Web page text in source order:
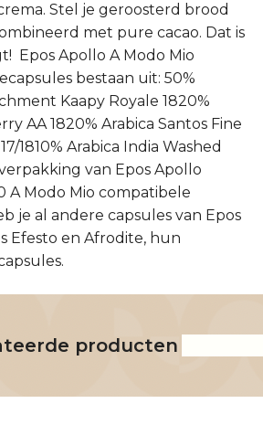
Stel je geroosterd brood
met pure cacao. Dat is
Epos Apollo A Modo Mio
bestaan uit: 50%
Kaapy Royale 1820%
AA 1820% Arabica Santos Fine
1810% Arabica India Washed
van Epos Apollo
A Modo Mio compatibele
je al andere capsules van Epos
Efesto en Afrodite, hun
producten